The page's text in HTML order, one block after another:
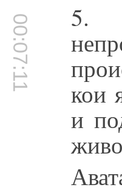
00:07:11 5.
кои
и